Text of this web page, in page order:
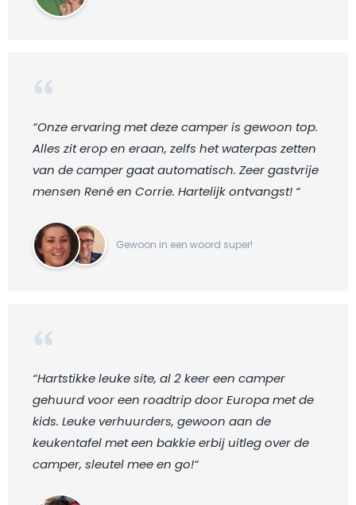
“Onze ervaring met deze camper is gewoon top.
Alles zit erop en eraan, zelfs het waterpas zetten
van de camper gaat automatisch. Zeer gastvrije
mensen René en Corrie. Hartelijk ontvangst! “
Gewoon in een woord super!
“Hartstikke leuke site, al 2 keer een camper
gehuurd voor een roadtrip door Europa met de
kids. Leuke verhuurders, gewoon aan de
keukentafel met een bakkie erbij uitleg over de
camper, sleutel mee en go!“